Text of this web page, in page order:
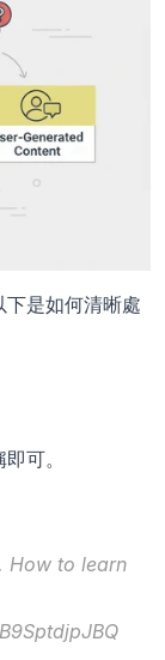
是如何清晰處
可。
How to learn